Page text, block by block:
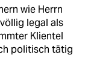
wie Herrn
legal als
Klientel
politisch tätig